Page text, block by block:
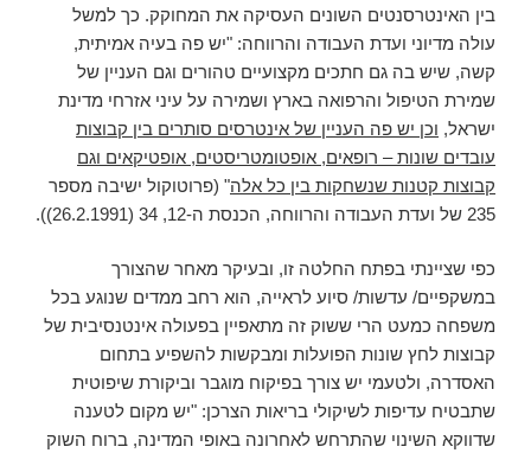
בין האינטרסנטים השונים העסיקה את המחוקק. כך למשל
עולה מדיוני ועדת העבודה והרווחה: "יש פה בעיה אמיתית,
קשה, שיש בה גם חתכים מקצועיים טהורים וגם העניין של
שמירת הטיפול והרפואה בארץ ושמירה על עיני אזרחי מדינת
ישראל, וכן יש פה העניין של אינטרסים סותרים בין קבוצות
עובדים שונות – רופאים, אופטומטריסטים, אופטיקאים וגם
קבוצות קטנות שנשחקות בין כל אלה" (פרוטוקול ישיבה מספר
235 של ועדת העבודה והרווחה, הכנסת ה-12, 34 (26.2.1991)).
כפי שציינתי בפתח החלטה זו, ובעיקר מאחר שהצורך
במשקפיים/ עדשות/ סיוע לראייה, הוא רחב ממדים שנוגע בכל
משפחה כמעט הרי ששוק זה מתאפיין בפעולה אינטנסיבית של
קבוצות לחץ שונות הפועלות ומבקשות להשפיע בתחום
האסדרה, ולטעמי יש צורך בפיקוח מוגבר וביקורת שיפוטית
שתבטיח עדיפות לשיקולי בריאות הצרכן: "יש מקום לטענה
שדווקא השינוי שהתרחש לאחרונה באופי המדינה, ברוח השוק